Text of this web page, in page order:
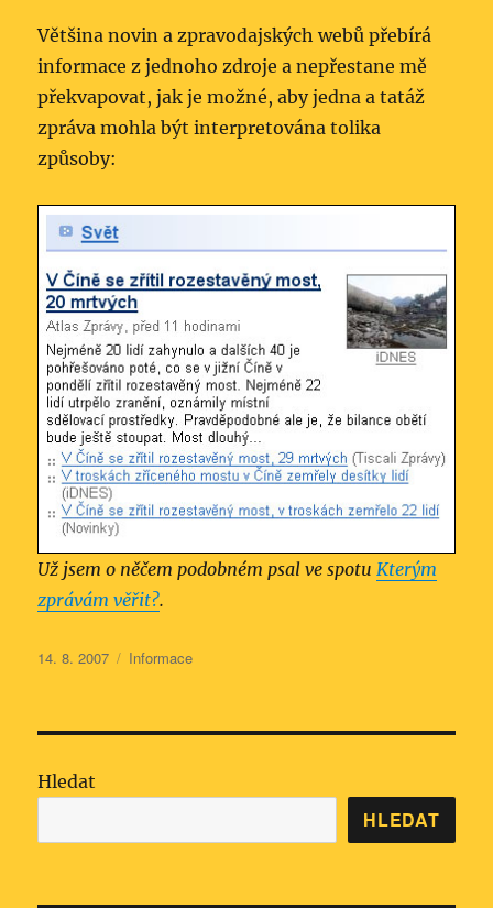
Většina novin a zpravodajských webů přebírá
informace z jednoho zdroje a nepřestane mě
překvapovat, jak je možné, aby jedna a tatáž
zpráva mohla být interpretována tolika
způsoby:
Už jsem o něčem podobném psal ve spotu Kterým
zprávám věřit?.
Publikováno:
14. 8. 2007 Rubriky:
Informace
Hledat
HLEDAT